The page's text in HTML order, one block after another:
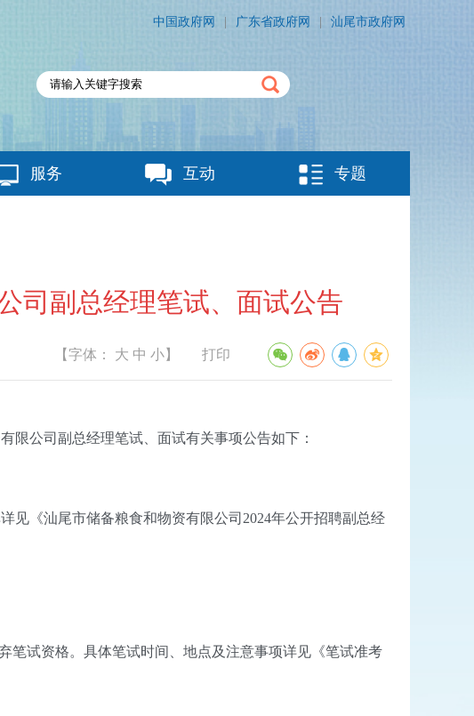
汕尾市政府网
广东省政府网
中国政府网
服务 互动 专题
司副总经理笔试、面试公告
【字体： 大 中 小】 打印
公司副总经理笔试、面试有关事项公告如下：
《汕尾市储备粮食和物资有限公司2024年公开招聘副总经
笔试资格。具体笔试时间、地点及注意事项详见《笔试准考